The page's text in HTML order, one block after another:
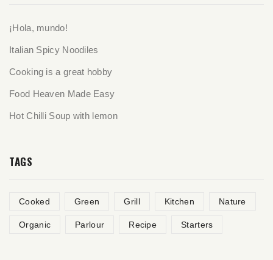
¡Hola, mundo!
Italian Spicy Noodiles
Cooking is a great hobby
Food Heaven Made Easy
Hot Chilli Soup with lemon
TAGS
Cooked Green Grill Kitchen Nature
Organic Parlour Recipe Starters